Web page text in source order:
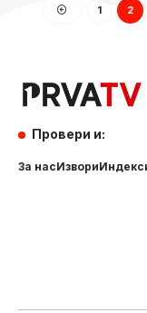
1 2
Провери и:
За насИзвори